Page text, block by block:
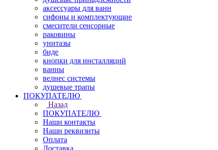
аксессуары для ванн
сифоны и комплектующие
смесители сенсорные
раковины
унитазы
биде
кнопки для инсталляций
ванны
велнес системы
душевые трапы
ПОКУПАТЕЛЮ
Назад
ПОКУПАТЕЛЮ
Наши контакты
Наши реквизиты
Оплата
Доставка